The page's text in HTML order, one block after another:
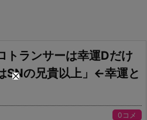
トランサーは幸運Dだけ
SNの兄貴以上」←幸運と
0コメ